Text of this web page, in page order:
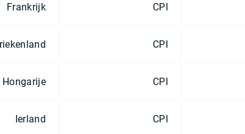
Frankrijk CPI
CPI
Hongarije CPI
Ierland CPI